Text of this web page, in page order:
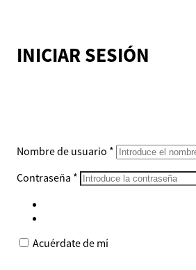
INICIAR SESIÓN
Nombre de usuario *
Contraseña *
Acuérdate de mí